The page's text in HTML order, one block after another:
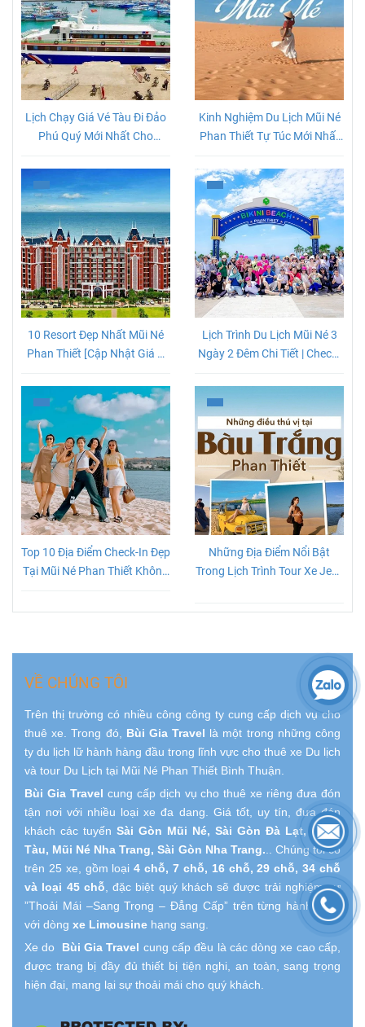
Lịch Chạy Giá Vé Tàu Đi Đảo
Phú Quý Mới Nhất Cho
Kinh Nghiệm Du Lịch Mũi Né
Phan Thiết Tự Túc Mới Nhất
10 Resort Đẹp Nhất Mũi Né
Phan Thiết [Cập Nhật Giá &
Lịch Trình Du Lịch Mũi Né 3
Ngày 2 Đêm Chi Tiết | Check-
Top 10 Địa Điểm Check-In Đẹp
Tại Mũi Né Phan Thiết Không
Những Địa Điểm Nổi Bật
Trong Lịch Trình Tour Xe Jeep
VỀ CHÚNG TÔI
Trên thị trường có nhiều công công ty cung cấp dịch vụ cho
thuê xe. Trong đó, Bùi Gia Travel là một trong những công
ty du lịch lữ hành hàng đầu trong lĩnh vực cho thuê xe Du lịch
và tour Du Lịch tại Mũi Né Phan Thiết Bình Thuận.
Bùi Gia Travel cung cấp dịch vụ cho thuê xe riêng đưa đón
tận nơi với nhiều loại xe đa dang. Giá tốt, uy tín, đưa đón
khách các tuyến Sài Gòn Mũi Né, Sài Gòn Đà Lạt, Vũng
Tàu, Mũi Né Nha Trang, Sài Gòn Nha Trang. .. Chúng tôi có
trên 25 xe, gồm loại 4 chỗ, 7 chỗ, 16 chỗ, 29 chỗ, 34 chỗ
và loại 45 chỗ , đặc biệt quý khách sẽ được trải nghiệm sự
”Thoải Mái –Sang Trọng – Đẳng Cấp” trên từng hành trình
với dòng xe Limousine hạng sang.
Xe do Bùi Gia Travel cung cấp đều là các dòng xe cao cấp,
được trang bị đầy đủ thiết bị tiện nghi, an toàn, sang trọng
hiện đại, mang lại sự thoải mái cho quý khách.